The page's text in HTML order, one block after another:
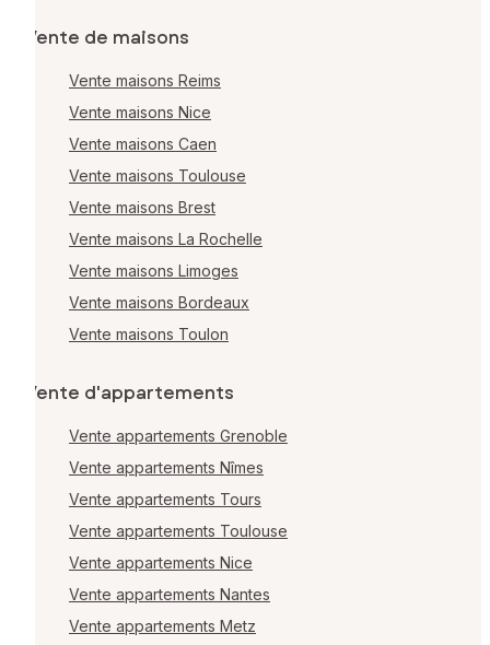
Vente de maisons
Vente maisons Reims
Vente maisons Nice
Vente maisons Caen
Vente maisons Toulouse
Vente maisons Brest
Vente maisons La Rochelle
Vente maisons Limoges
Vente maisons Bordeaux
Vente maisons Toulon
Vente d'appartements
Vente appartements Grenoble
Vente appartements Nîmes
Vente appartements Tours
Vente appartements Toulouse
Vente appartements Nice
Vente appartements Nantes
Vente appartements Metz